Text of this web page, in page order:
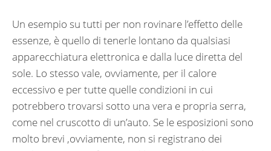
Un esempio su tutti per non rovinare l’effetto delle
essenze, è quello di tenerle lontano da qualsiasi
apparecchiatura elettronica e dalla luce diretta del
sole. Lo stesso vale, ovviamente, per il calore
eccessivo e per tutte quelle condizioni in cui
potrebbero trovarsi sotto una vera e propria serra,
come nel cruscotto di un’auto. Se le esposizioni sono
molto brevi ,ovviamente, non si registrano dei